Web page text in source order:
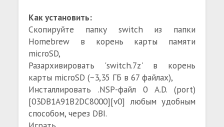
Как установить:
Скопируйте папку switch из папки
Homebrew в корень карты памяти
microSD,
Разархивировать 'switch.7z' в корень
карты microSD (~3,35 ГБ в 67 файлах),
Инсталлировать .NSP-файл 0 A.D. (port)
[03DB1A91B2DC8000][v0] любым удобным
способом, через DBI.